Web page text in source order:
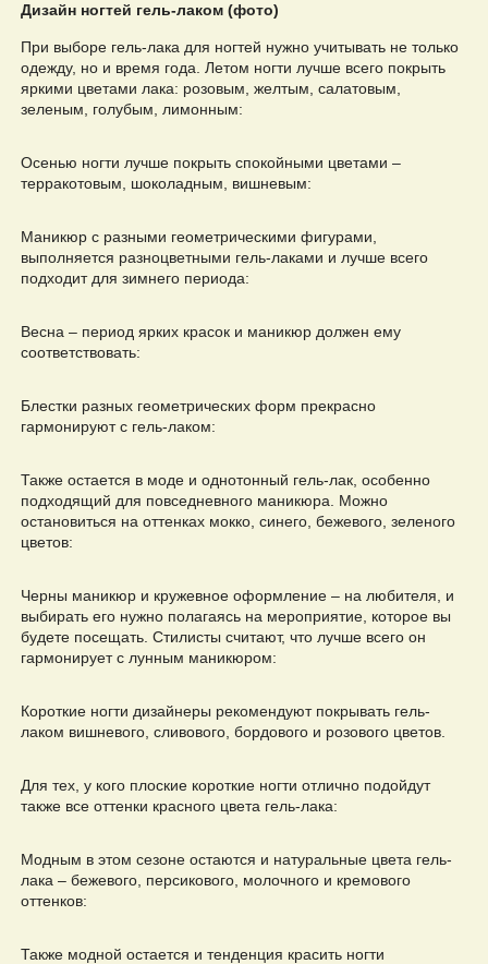
Дизайн ногтей гель-лаком (фото)
При выборе гель-лака для ногтей нужно учитывать не только
одежду, но и время года. Летом ногти лучше всего покрыть
яркими цветами лака: розовым, желтым, салатовым,
зеленым, голубым, лимонным:
Осенью ногти лучше покрыть спокойными цветами –
терракотовым, шоколадным, вишневым:
Маникюр с разными геометрическими фигурами,
выполняется разноцветными гель-лаками и лучше всего
подходит для зимнего периода:
Весна – период ярких красок и маникюр должен ему
соответствовать:
Блестки разных геометрических форм прекрасно
гармонируют с гель-лаком:
Также остается в моде и однотонный гель-лак, особенно
подходящий для повседневного маникюра. Можно
остановиться на оттенках мокко, синего, бежевого, зеленого
цветов:
Черны маникюр и кружевное оформление – на любителя, и
выбирать его нужно полагаясь на мероприятие, которое вы
будете посещать. Стилисты считают, что лучше всего он
гармонирует с лунным маникюром:
Короткие ногти дизайнеры рекомендуют покрывать гель-
лаком вишневого, сливового, бордового и розового цветов.
Для тех, у кого плоские короткие ногти отлично подойдут
также все оттенки красного цвета гель-лака:
Модным в этом сезоне остаются и натуральные цвета гель-
лака – бежевого, персикового, молочного и кремового
оттенков:
Также модной остается и тенденция красить ногти